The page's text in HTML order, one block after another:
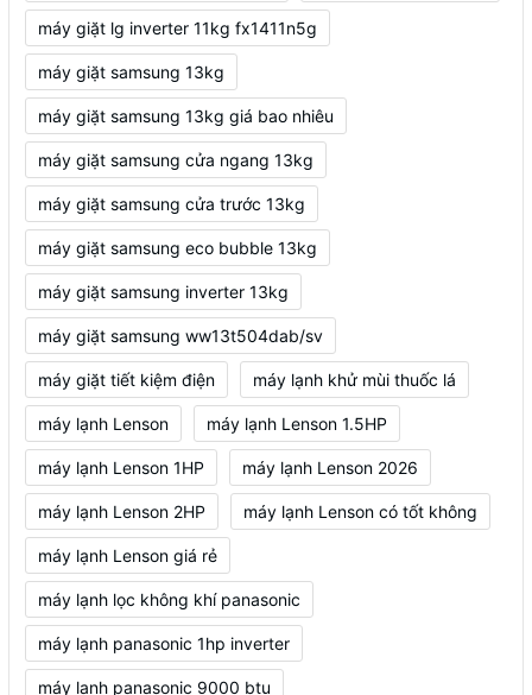
máy giặt lg inverter 11kg fx1411n5g
máy giặt samsung 13kg
máy giặt samsung 13kg giá bao nhiêu
máy giặt samsung cửa ngang 13kg
máy giặt samsung cửa trước 13kg
máy giặt samsung eco bubble 13kg
máy giặt samsung inverter 13kg
máy giặt samsung ww13t504dab/sv
máy giặt tiết kiệm điện máy lạnh khử mùi thuốc lá
máy lạnh Lenson máy lạnh Lenson 1.5HP
máy lạnh Lenson 1HP máy lạnh Lenson 2026
máy lạnh Lenson 2HP máy lạnh Lenson có tốt không
máy lạnh Lenson giá rẻ
máy lạnh lọc không khí panasonic
máy lạnh panasonic 1hp inverter
máy lạnh panasonic 9000 btu